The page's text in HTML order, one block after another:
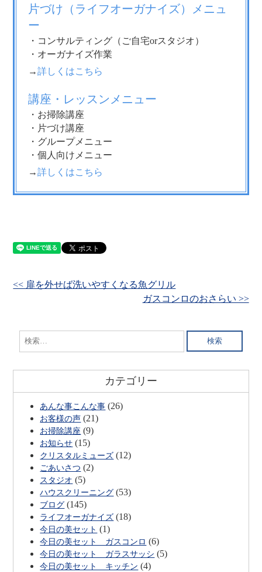
片づけ（ライフオーガナイズ）メニュ
ー
・コンサルティング（ご自宅orスタジオ）
・オーガナイズ作業
→詳しくはこちら
講座・レッスンメニュー
・お掃除講座
・片づけ講座
・グループメニュー
・個人向けメニュー
→詳しくはこちら
<< 扉を外せば洗いやすくなる魚グリル
ガスコンロのおさらい >>
検
索:
カテゴリー
あんな事こんな事 (26)
お客様の声 (21)
お掃除講座 (9)
お知らせ (15)
クリスタルミューズ (12)
ごあいさつ (2)
スタジオ (5)
ハウスクリーニング (53)
ブログ (145)
ライフオーガナイズ (18)
今日の美セット (1)
今日の美セット ガスコンロ (6)
今日の美セット ガラスサッシ (5)
今日の美セット キッチン (4)